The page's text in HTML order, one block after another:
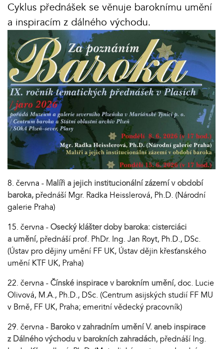
Cyklus přednášek se věnuje baroknímu umění
a inspiracím z dálného východu.
8. června - Malíři a jejich institucionální zázemí v období
baroka, přednáší Mgr. Radka Heisslerová, Ph.D. (Národní
galerie Praha)
15. června -Osecký klášter doby baroka: cisterciáci
a umění, přednáší prof. PhDr. Ing. Jan Royt, Ph.D., DSc.
(Ústav pro dějiny umění FF UK, Ústav dějin křesťanského
umění KTF UK, Praha)
22. června -Čínské inspirace v barokním umění, doc. Lucie
Olivová, M.A., Ph.D., DSc. (Centrum asijských studií FF MU
v Brně, FF UK, Praha; emeritní vědecký pracovník)
29. června - Baroko v zahradním umění V. aneb inspirace
z Dálného východu v barokních zahradách, přednáší Ing.